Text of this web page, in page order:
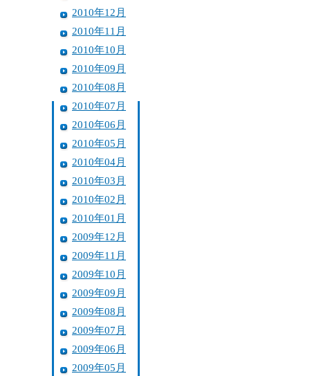
2010年12月
2010年11月
2010年10月
2010年09月
2010年08月
2010年07月
2010年06月
2010年05月
2010年04月
2010年03月
2010年02月
2010年01月
2009年12月
2009年11月
2009年10月
2009年09月
2009年08月
2009年07月
2009年06月
2009年05月